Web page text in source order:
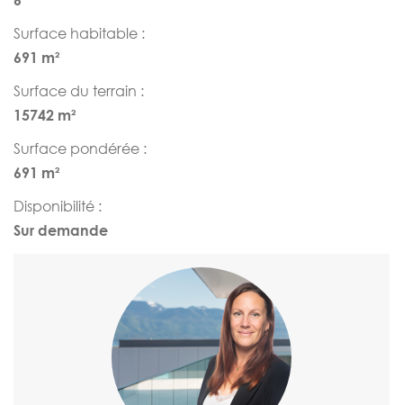
Surface habitable :
691 m²
Surface du terrain :
15742 m²
Surface pondérée :
691 m²
Disponibilité :
Sur demande